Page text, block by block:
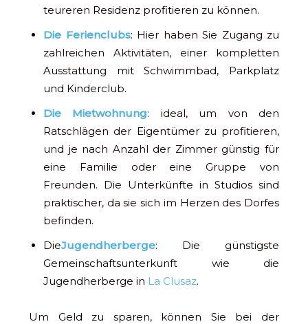
teureren Residenz profitieren zu können.
Die Ferienclubs: Hier haben Sie Zugang zu
zahlreichen Aktivitäten, einer kompletten
Ausstattung mit Schwimmbad, Parkplatz
und Kinderclub.
Die Mietwohnung: ideal, um von den
Ratschlägen der Eigentümer zu profitieren,
und je nach Anzahl der Zimmer günstig für
eine Familie oder eine Gruppe von
Freunden. Die Unterkünfte in Studios sind
praktischer, da sie sich im Herzen des Dorfes
befinden.
DieJugendherberge: Die günstigste
Gemeinschaftsunterkunft wie die
Jugendherberge in La Clusaz.
Um Geld zu sparen, können Sie bei der